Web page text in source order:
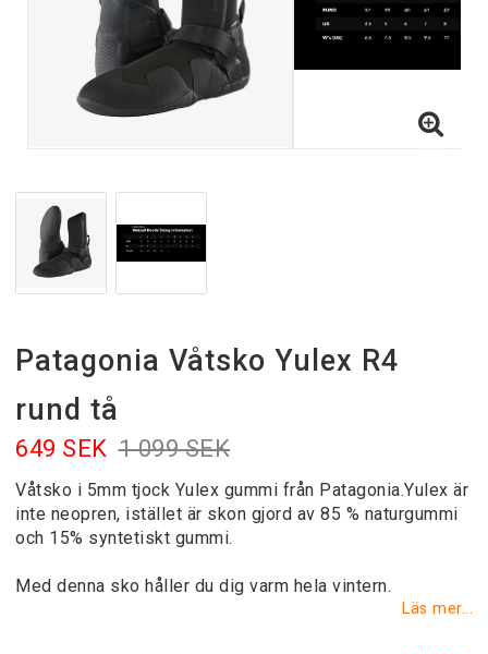
Patagonia Våtsko Yulex R4
rund tå
1 099 SEK
649 SEK
Våtsko i 5mm tjock Yulex gummi från Patagonia.Yulex är
inte neopren, istället är skon gjord av 85 % naturgummi
och 15% syntetiskt gummi.
Med denna sko håller du dig varm hela vintern.
Läs mer...